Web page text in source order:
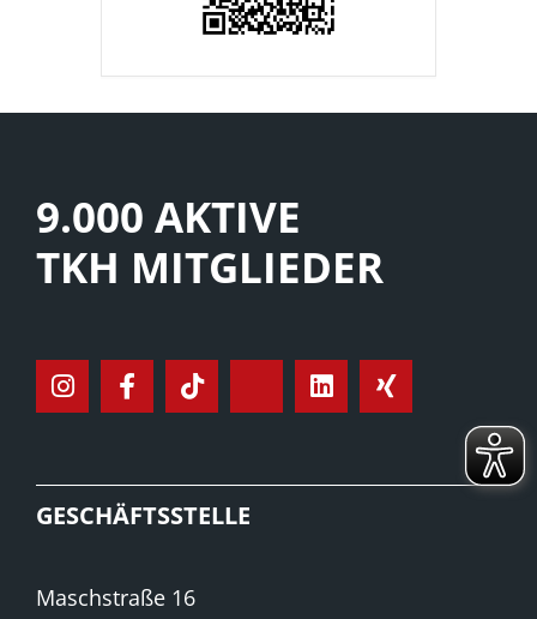
9.000 AKTIVE
TKH MITGLIEDER
GESCHÄFTSSTELLE
Maschstraße 16